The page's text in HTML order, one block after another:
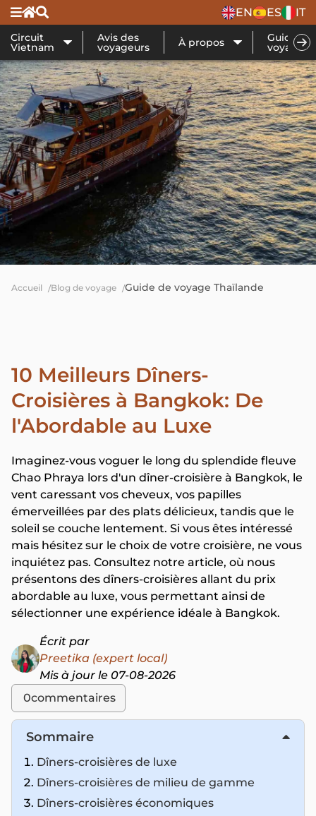
EN ES IT
Circuit
Vietnam
Avis des
voyageurs À propos Guide de
voyage
Accueil Blog de voyage Guide de voyage Thaïlande
10 Meilleurs Dîners-
Croisières à Bangkok: De
l'Abordable au Luxe
Imaginez-vous voguer le long du splendide fleuve
Chao Phraya lors d'un dîner-croisière à Bangkok, le
vent caressant vos cheveux, vos papilles
émerveillées par des plats délicieux, tandis que le
soleil se couche lentement. Si vous êtes intéressé
mais hésitez sur le choix de votre croisière, ne vous
inquiétez pas. Consultez notre article, où nous
présentons des dîners-croisières allant du prix
abordable au luxe, vous permettant ainsi de
sélectionner une expérience idéale à Bangkok.
Écrit par
Preetika (expert local)
Mis à jour le 07-08-2026
0commentaires
Sommaire
Dîners-croisières de luxe
Dîners-croisières de milieu de gamme
Dîners-croisières économiques